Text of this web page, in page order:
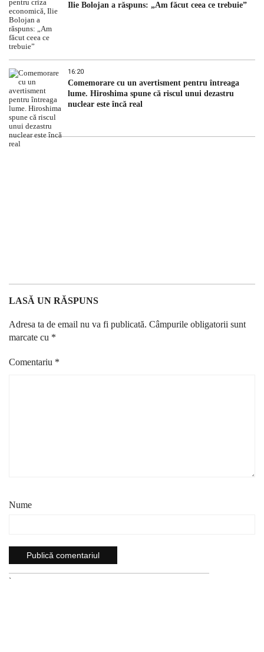
Ilie Bolojan a răspuns: „Am făcut ceea ce trebuie”
16:20
Comemorare cu un avertisment pentru întreaga
lume. Hiroshima spune că riscul unui dezastru
nuclear este încă real
LASĂ UN RĂSPUNS
Adresa ta de email nu va fi publicată. Câmpurile obligatorii sunt
marcate cu *
Comentariu *
Nume
`